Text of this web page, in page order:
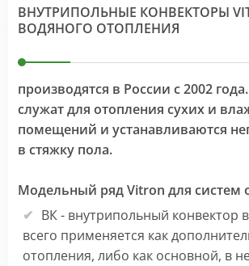
ВНУТРИПОЛЬНЫЕ КОНВЕКТОРЫ
ВОДЯНОГО ОТОПЛЕНИЯ
производятся в России с 2002
служат для отопления сухих и
помещений и устанавливаются
в стяжку пола.
Модельный ряд Vitron для систем
ВК - внутрипольный конвектор
всего применяется как
отопления, либо как основной, в